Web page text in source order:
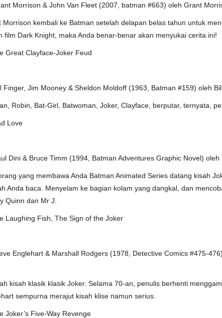
Morrison & John Van Fleet (2007, batman #663) oleh Grant
Morrison kembali ke Batman setelah delapan belas tahun untuk
film Dark Knight, maka Anda benar-benar akan menyukai cerita ini!
Great Clayface-Joker Feud
Finger, Jim Mooney & Sheldon Moldoff (1963, Batman #159) oleh
Robin, Bat-Girl, Batwoman, Joker, Clayface, berputar, ternyata,
Love
Dini & Bruce Timm (1994, Batman Adventures Graphic Novel)
yang membawa Anda Batman Animated Series datang kisah
Anda baca. Menyelam ke bagian kolam yang dangkal, dan
Quinn dan Mr J.
Laughing Fish, The Sign of the Joker
Englehart & Marshall Rodgers (1978, Detective Comics #475-
kisah klasik klasik Joker. Selama 70-an, penulis berhenti
sempurna merajut kisah klise namun serius.
Joker’s Five-Way Revenge